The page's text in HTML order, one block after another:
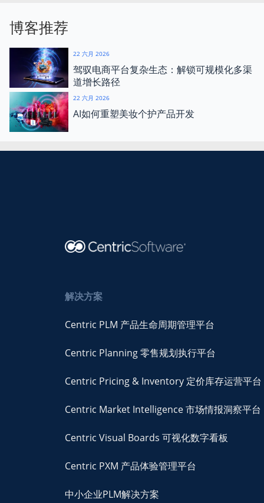
博客推荐
22 六月 2026
驾驭电商平台复杂生态：解锁可规模化多渠
道增长路径
22 六月 2026
AI如何重塑美妆个护产品开发
解决方案
Centric PLM 产品生命周期管理平台
Centric Planning 零售规划执行平台
Centric Pricing & Inventory 定价库存运营平台
Centric Market Intelligence 市场情报洞察平台
Centric Visual Boards 可视化数字看板
Centric PXM 产品体验管理平台
中小企业PLM解决方案